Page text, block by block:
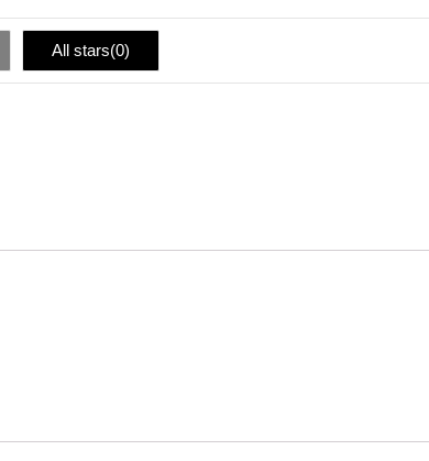
All stars(0)